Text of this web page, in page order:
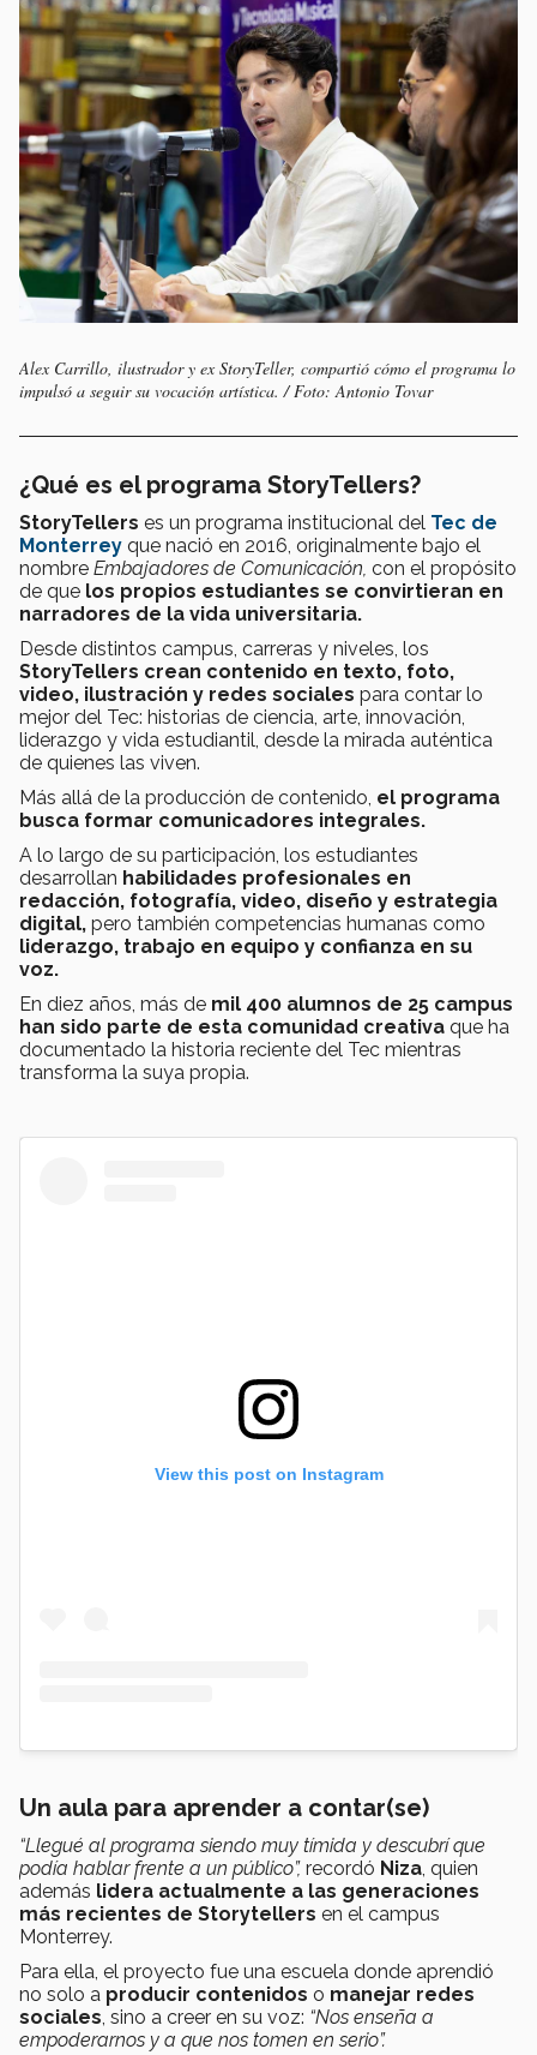
Alex Carrillo, ilustrador y ex StoryTeller, compartió cómo el programa lo
impulsó a seguir su vocación artística. / Foto: Antonio Tovar
¿Qué es el programa StoryTellers?
StoryTellers es un programa institucional del Tec de
Monterrey que nació en 2016, originalmente bajo el
nombre Embajadores de Comunicación, con el propósito
de que los propios estudiantes se convirtieran en
narradores de la vida universitaria.
Desde distintos campus, carreras y niveles, los
StoryTellers crean contenido en texto, foto,
video, ilustración y redes sociales para contar lo
mejor del Tec: historias de ciencia, arte, innovación,
liderazgo y vida estudiantil, desde la mirada auténtica
de quienes las viven.
Más allá de la producción de contenido, el programa
busca formar comunicadores integrales.
A lo largo de su participación, los estudiantes
desarrollan habilidades profesionales en
redacción, fotografía, video, diseño y estrategia
digital, pero también competencias humanas como
liderazgo, trabajo en equipo y confianza en su
voz.
En diez años, más de mil 400 alumnos de 25 campus
han sido parte de esta comunidad creativa que ha
documentado la historia reciente del Tec mientras
transforma la suya propia.
View this post on Instagram
Un aula para aprender a contar(se)
“Llegué al programa siendo muy tímida y descubrí que
podía hablar frente a un público”, recordó Niza, quien
además lidera actualmente a las generaciones
más recientes de Storytellers en el campus
Monterrey.
Para ella, el proyecto fue una escuela donde aprendió
no solo a producir contenidos o manejar redes
sociales, sino a creer en su voz: “Nos enseña a
empoderarnos y a que nos tomen en serio”.